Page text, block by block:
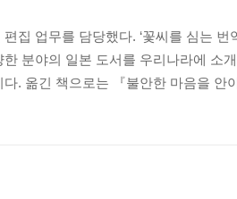
집 업무를 담당했다. ‘꽃씨를 심는 번
분야의 일본 도서를 우리나라에 소
. 옮긴 책으로는 『불안한 마음을 안